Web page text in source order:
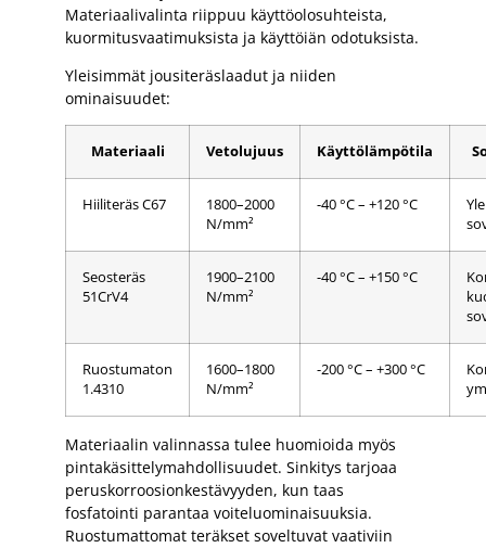
Materiaalivalinta riippuu käyttöolosuhteista,
kuormitusvaatimuksista ja käyttöiän odotuksista.
Yleisimmät jousiteräslaadut ja niiden
ominaisuudet:
Materiaali Vetolujuus Käyttölämpötila
Hiiliteräs C67
1800–2000
N/mm²
-40 °C – +120 °C
Seosteräs
51CrV4
1900–2100
N/mm²
-40 °C – +150 °C
Ruostumaton
1.4310
1600–1800
N/mm²
-200 °C – +300 °C
Materiaalin valinnassa tulee huomioida myös
pintakäsittelymahdollisuudet. Sinkitys tarjoaa
peruskorroosionkestävyyden, kun taas
fosfatointi parantaa voiteluominaisuuksia.
Ruostumattomat teräkset soveltuvat vaativiin